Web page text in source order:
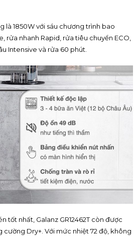
là 1850W với sáu chương trình bao
rửa nhanh Rapid, rửa tiêu chuyển ECO,
Intensive và rửa 60 phút.
tốt nhất, Galanz GR12462T còn được
Dry+. Với mức nhiệt 72 độ, không